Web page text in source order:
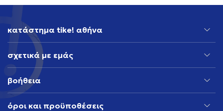
κατάστημα tike! αθήνα
σχετικά με εμάς
βοήθεια
όροι και προϋποθέσεις